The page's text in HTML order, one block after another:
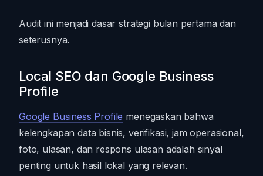
Audit ini menjadi dasar strategi bulan pertama dan
seterusnya.
Local SEO dan Google Business
Profile
Google Business Profile menegaskan bahwa
kelengkapan data bisnis, verifikasi, jam operasional,
foto, ulasan, dan respons ulasan adalah sinyal
penting untuk hasil lokal yang relevan.